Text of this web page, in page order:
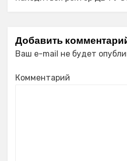
Добавить
Ваш e-mail не будет
Комментарий